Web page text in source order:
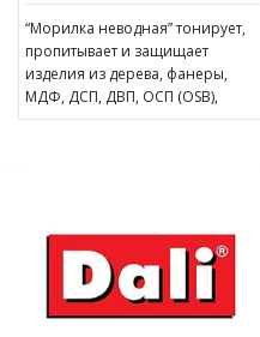
“Морилка неводная” тонирует,
пропитывает и защищает
изделия из дерева, фанеры,
МДФ, ДСП, ДВП, ОСП (OSB),
эксплуатирующиеся в